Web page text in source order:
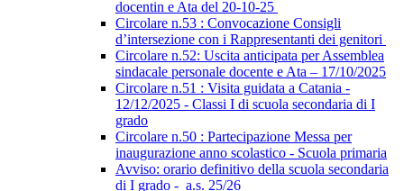
docentin e Ata del 20-10-25
Circolare n.53 : Convocazione Consigli
d’intersezione con i Rappresentanti dei genitori
Circolare n.52: Uscita anticipata per Assemblea
sindacale personale docente e Ata – 17/10/2025
Circolare n.51 : Visita guidata a Catania -
12/12/2025 - Classi I di scuola secondaria di I
grado
Circolare n.50 : Partecipazione Messa per
inaugurazione anno scolastico - Scuola primaria
Avviso: orario definitivo della scuola secondaria
di I grado - a.s. 25/26